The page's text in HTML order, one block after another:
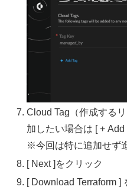
Cloud Tag（作成する
加したい場合は [ +
※今回は特に追加せず
[ Next ]をクリック
[ Download Terraform